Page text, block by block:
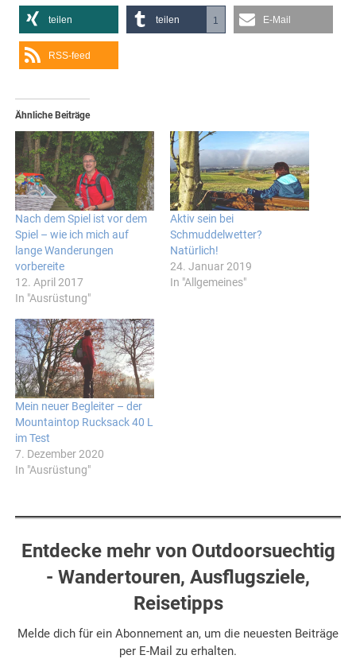
teilen teilen 1 E-Mail
RSS-feed
Ähnliche Beiträge
Nach dem Spiel ist vor dem
Spiel – wie ich mich auf
lange Wanderungen
vorbereite
12. April 2017
In "Ausrüstung"
Aktiv sein bei
Schmuddelwetter?
Natürlich!
24. Januar 2019
In "Allgemeines"
Mein neuer Begleiter – der
Mountaintop Rucksack 40 L
im Test
7. Dezember 2020
In "Ausrüstung"
Entdecke mehr von Outdoorsuechtig
- Wandertouren, Ausflugsziele,
Reisetipps
Melde dich für ein Abonnement an, um die neuesten Beiträge
per E-Mail zu erhalten.